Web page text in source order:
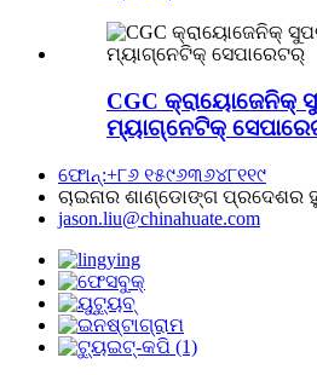
CGC କ୍ରାୟୋଜେନିକ୍
ମ୍ୟାଗ୍ନେଟିକ୍
ଫୋନ୍:+୮୬ ୧୫୯୬୩୬୪୮୧୧୯
ଚାଇନାର ଶାଣ୍ଡୋଙ୍ଗ ପ୍ରଦେଶର
jason.liu@chinahuate.com